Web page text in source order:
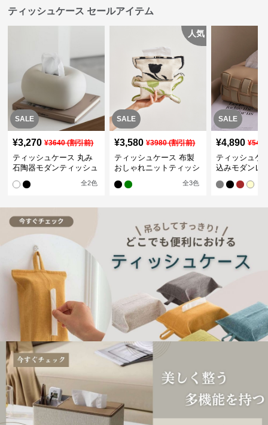
ティッシュケース セールアイテム
SALE
¥3,270 ¥3640(割引前)
ティッシュケース 丸み
石陶器モダンティッシュ
全2色
SALE
人気
¥3,580 ¥3980(割引前)
ティッシュケース 布製
おしゃれニットティッシ
全3色
SALE
¥4,890 ¥
ティッシュケ
込みモダンレ